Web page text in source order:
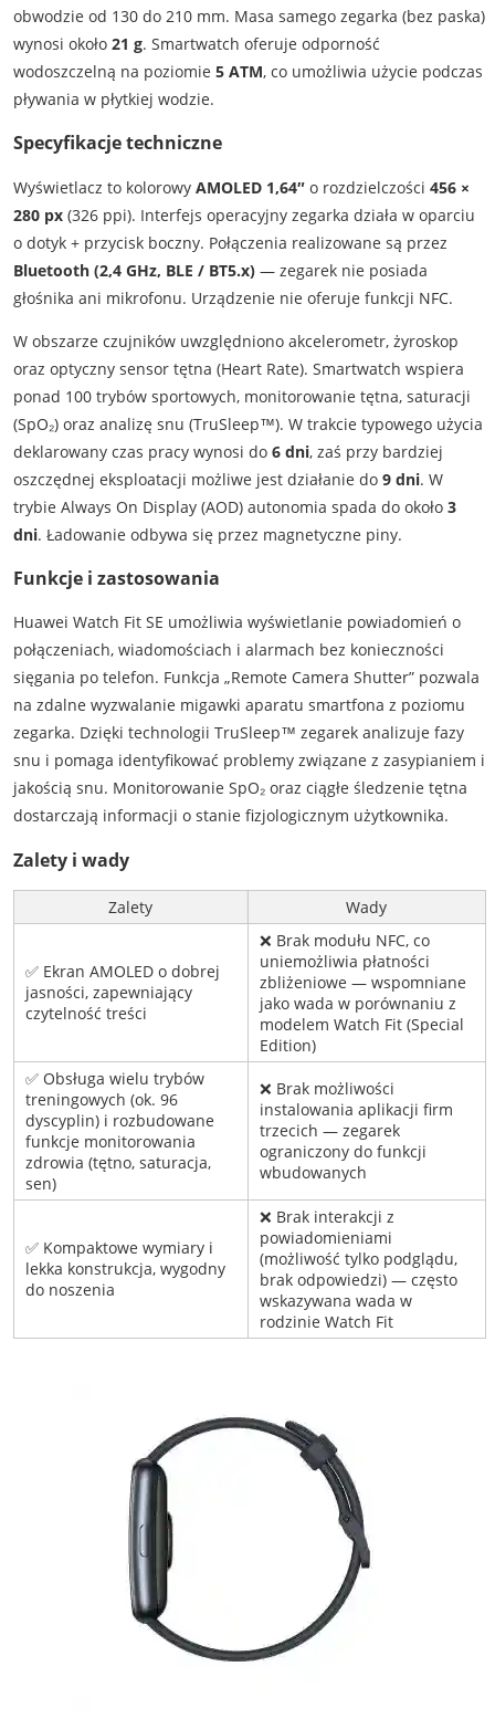
obwodzie od 130 do 210 mm. Masa samego zegarka (bez paska)
wynosi około 21 g. Smartwatch oferuje odporność
wodoszczelną na poziomie 5 ATM, co umożliwia użycie podczas
pływania w płytkiej wodzie.
Specyfikacje techniczne
Wyświetlacz to kolorowy AMOLED 1,64″o rozdzielczości 456 ×
280 px(326 ppi). Interfejs operacyjny zegarka działa w oparciu
o dotyk + przycisk boczny. Połączenia realizowane są przez
Bluetooth (2,4 GHz, BLE / BT5.x)— zegarek nie posiada
głośnika ani mikrofonu. Urządzenie nie oferuje funkcji NFC.
W obszarze czujników uwzględniono akcelerometr, żyroskop
oraz optyczny sensor tętna (Heart Rate). Smartwatch wspiera
ponad 100 trybów sportowych, monitorowanie tętna, saturacji
(SpO₂) oraz analizę snu (TruSleep™). W trakcie typowego użycia
deklarowany czas pracy wynosi do 6 dni, zaś przy bardziej
oszczędnej eksploatacji możliwe jest działanie do 9 dni. W
trybie Always On Display (AOD) autonomia spada do około 3
dni. Ładowanie odbywa się przez magnetyczne piny.
Funkcje i zastosowania
Huawei Watch Fit SE umożliwia wyświetlanie powiadomień o
połączeniach, wiadomościach i alarmach bez konieczności
sięgania po telefon. Funkcja „Remote Camera Shutter” pozwala
na zdalne wyzwalanie migawki aparatu smartfona z poziomu
zegarka. Dzięki technologii TruSleep™ zegarek analizuje fazy
snu i pomaga identyfikować problemy związane z zasypianiem i
jakością snu. Monitorowanie SpO₂ oraz ciągłe śledzenie tętna
dostarczają informacji o stanie fizjologicznym użytkownika.
Zalety i wady
Zalety Wady
✅ Ekran AMOLED o dobrej
jasności, zapewniający
czytelność treści
❌ Brak modułu NFC, co
uniemożliwia płatności
zbliżeniowe — wspomniane
jako wada w porównaniu z
modelem Watch Fit (Special
Edition)
✅ Obsługa wielu trybów
treningowych (ok. 96
dyscyplin) i rozbudowane
funkcje monitorowania
zdrowia (tętno, saturacja,
sen)
❌ Brak możliwości
instalowania aplikacji firm
trzecich — zegarek
ograniczony do funkcji
wbudowanych
✅ Kompaktowe wymiary i
lekka konstrukcja, wygodny
do noszenia
❌ Brak interakcji z
powiadomieniami
(możliwość tylko podglądu,
brak odpowiedzi) — często
wskazywana wada w
rodzinie Watch Fit